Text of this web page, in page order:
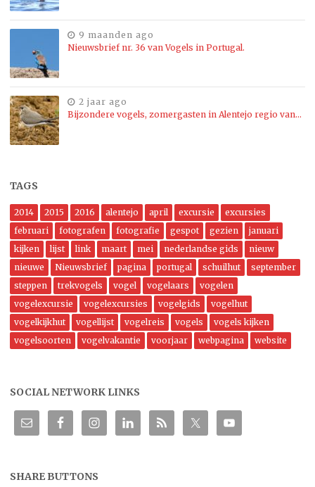
9 maanden ago
Nieuwsbrief nr. 36 van Vogels in Portugal.
2 jaar ago
Bijzondere vogels, zomergasten in Alentejo regio van…
TAGS
2014 2015 2016 alentejo april excursie
excursies
februari
fotografen fotografie gespot gezien
januari
kijken
lijst link maart mei nederlandse gids
nieuw
nieuwe
Nieuwsbrief pagina portugal schuilhut
september
steppen
trekvogels vogel vogelaars
vogelen
vogelexcursie
vogelexcursies vogelgids
vogelhut
vogelkijkhut
vogellijst vogelreis vogels
vogels kijken
vogelsoorten
vogelvakantie voorjaar webpagina website
SOCIAL NETWORK LINKS
SHARE BUTTONS